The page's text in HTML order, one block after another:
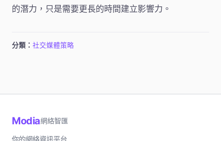
的潛力，只是需要更長的時間建立影響力。
分類： 社交媒體策略
Modia網絡智匯